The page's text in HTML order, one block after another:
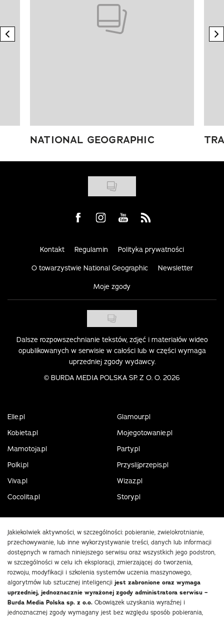
previous element
NATIONAL GEOGRAPHIC
Visit us on Facebook
Visit us on Instagram
Visit us on Youtube
Visit us on Rss
Kontakt Regulamin Polityka prywatności
O towarzystwie National Geographic Newsletter
Moje zgody
Dalsze rozpowszechnianie tekstów, zdjęć i materiałów wideo
opublikowanych w serwisie w całości lub w części wymaga
uprzedniej zgody wydawcy.
© BURDA MEDIA POLSKA SP. Z O. O. 2026
Elle.pl
Glamour.pl
Kobieta.pl
Mojegotowanie.pl
Mamotoja.pl
Party.pl
Polki.pl
Przyslijprzepis.pl
Viva.pl
Wizaz.pl
Cocolita.pl
Story.pl
Jakiekolwiek aktywności, w szczególności: pobieranie, zwielokrotnianie,
przechowywanie, lub inne wykorzystywanie treści, danych lub informacji
dostępnych w ramach niniejszego serwisu oraz wszystkich jego podstron,
w szczególności w celu ich eksploracji, zmierzającej do tworzenia,
rozwoju, modyfikacji i szkolenia systemów uczenia maszynowego,
algorytmów lub sztucznej inteligencji jest zabronione oraz wymaga
uprzedniej, jednoznacznie wyrażonej zgody administratora serwisu –
Burda Media Polska sp. z o.o. Obowiązek uzyskania wyraźnej i
jednoznacznej zgody wymagany jest bez względu sposób pobierania,